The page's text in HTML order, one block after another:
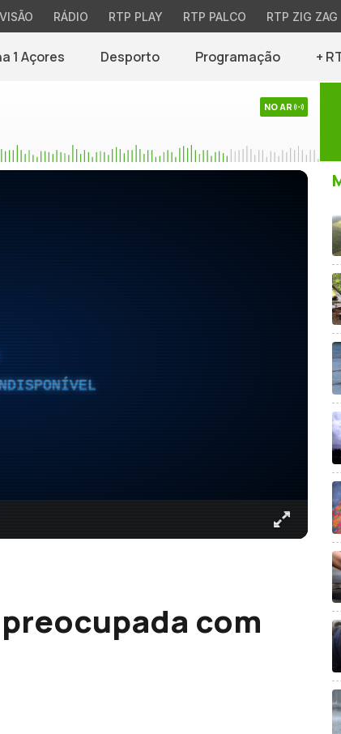
RÁDIO RTP PLAY RTP PALCO RTP ZIG ZAG
1 Açores Desporto Programação +
NO AR
com